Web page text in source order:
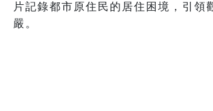
片記錄都市原住民的居住困境，引領
嚴。